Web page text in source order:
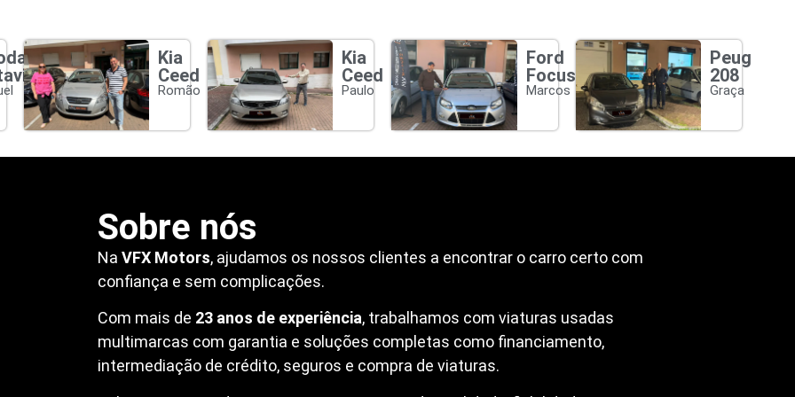
Kia
Ceed
Romão
Kia
Ceed
Paulo
Ford
Focus
Marcos
Peugeot
208
Graça
Sobre nós
Na VFX Motors, ajudamos os nossos clientes a encontrar o carro certo com
confiança e sem complicações.
Com mais de 23 anos de experiência, trabalhamos com viaturas usadas
multimarcas com garantia e soluções completas como financiamento,
intermediação de crédito, seguros e compra de viaturas.